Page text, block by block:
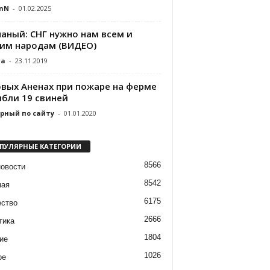
- 01.02.2025
СНГ нужно нам всем и
народам (ВИДЕО)
- 23.11.2019
Аненах при пожаре на ферме
19 свиней
по сайту - 01.01.2020
КАТЕГОРИИ
8566
8542
6175
2666
1804
1026